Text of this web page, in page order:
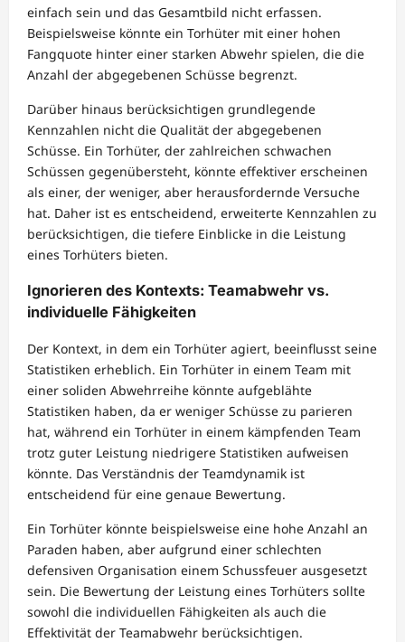
einfach sein und das Gesamtbild nicht erfassen.
Beispielsweise könnte ein Torhüter mit einer hohen
Fangquote hinter einer starken Abwehr spielen, die die
Anzahl der abgegebenen Schüsse begrenzt.
Darüber hinaus berücksichtigen grundlegende
Kennzahlen nicht die Qualität der abgegebenen
Schüsse. Ein Torhüter, der zahlreichen schwachen
Schüssen gegenübersteht, könnte effektiver erscheinen
als einer, der weniger, aber herausfordernde Versuche
hat. Daher ist es entscheidend, erweiterte Kennzahlen zu
berücksichtigen, die tiefere Einblicke in die Leistung
eines Torhüters bieten.
Ignorieren des Kontexts: Teamabwehr vs.
individuelle Fähigkeiten
Der Kontext, in dem ein Torhüter agiert, beeinflusst seine
Statistiken erheblich. Ein Torhüter in einem Team mit
einer soliden Abwehrreihe könnte aufgeblähte
Statistiken haben, da er weniger Schüsse zu parieren
hat, während ein Torhüter in einem kämpfenden Team
trotz guter Leistung niedrigere Statistiken aufweisen
könnte. Das Verständnis der Teamdynamik ist
entscheidend für eine genaue Bewertung.
Ein Torhüter könnte beispielsweise eine hohe Anzahl an
Paraden haben, aber aufgrund einer schlechten
defensiven Organisation einem Schussfeuer ausgesetzt
sein. Die Bewertung der Leistung eines Torhüters sollte
sowohl die individuellen Fähigkeiten als auch die
Effektivität der Teamabwehr berücksichtigen.